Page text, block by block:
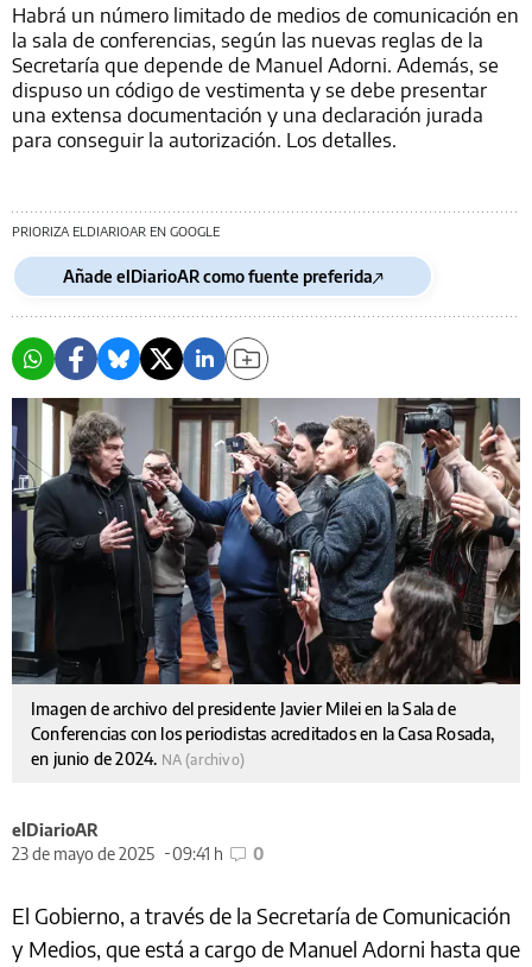
Habrá un número limitado de medios de comunicación en
la sala de conferencias, según las nuevas reglas de la
Secretaría que depende de Manuel Adorni. Además, se
dispuso un código de vestimenta y se debe presentar
una extensa documentación y una declaración jurada
para conseguir la autorización. Los detalles.
PRIORIZA ELDIARIOAR EN GOOGLE
Añade elDiarioAR como fuente preferida
Imagen de archivo del presidente Javier Milei en la Sala de
Conferencias con los periodistas acreditados en la Casa Rosada,
en junio de 2024. NA (archivo)
elDiarioAR
23 de mayo de 2025
09:41 h 0
El Gobierno, a través de la Secretaría de Comunicación
y Medios, que está a cargo de Manuel Adorni hasta que